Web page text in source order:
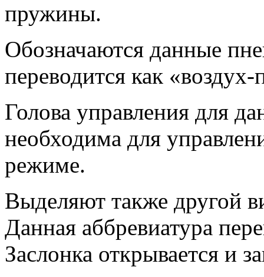
пружины.
Обозначаются данные
переводится как
Голова управления для
необходима для
режиме.
Выделяют также другой
Данная аббревиатура
Заслонка открывается и